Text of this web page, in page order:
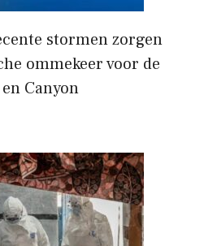
stormen zorgen
ommekeer voor de
Canyon